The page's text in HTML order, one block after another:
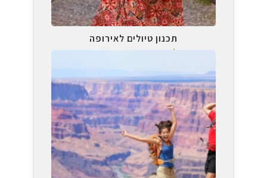
תכנון טיולים לאירופה
טיול עצמאי בהתאמה אישית